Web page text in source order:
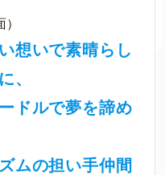
想いで素晴らし
、
ドルで夢を諦め
ムの担い手仲間